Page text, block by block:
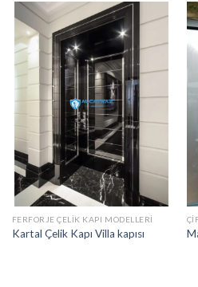
FERFORJE ÇELIK KAPI MODELLERI
Kartal Çelik Kapı Villa kapısı